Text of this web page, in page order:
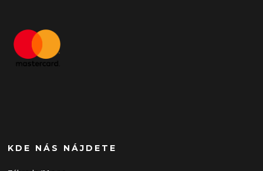
KDE NÁS NÁJDETE